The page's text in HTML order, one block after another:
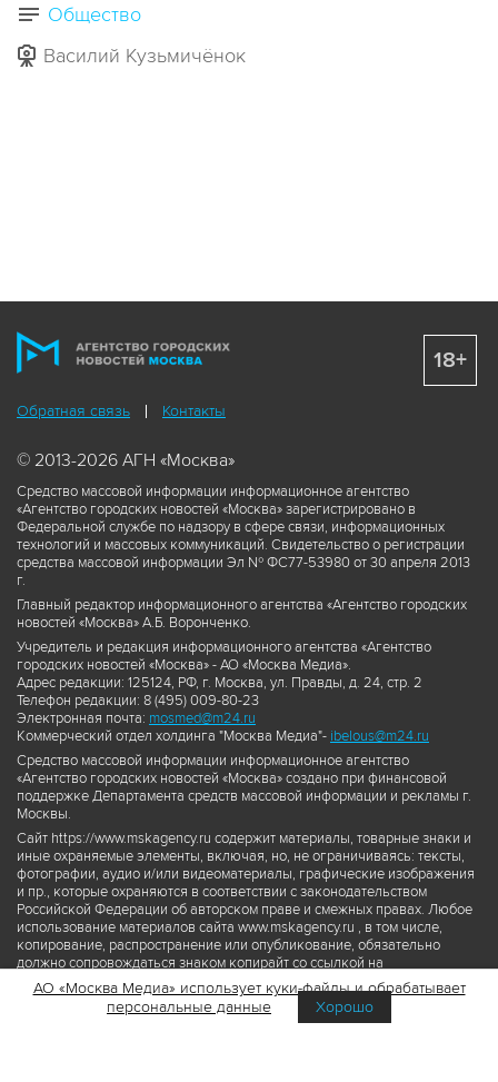
Общество
Василий Кузьмичёнок
Обратная связь Контакты
© 2013-2026 АГН «Москва»
Средство массовой информации информационное агентство
«Агентство городских новостей «Москва» зарегистрировано в
Федеральной службе по надзору в сфере связи, информационных
технологий и массовых коммуникаций. Свидетельство о регистрации
средства массовой информации Эл № ФС77-53980 от 30 апреля 2013
г.
Главный редактор информационного агентства «Агентство городских
новостей «Москва» А.Б. Воронченко.
Учредитель и редакция информационного агентства «Агентство
городских новостей «Москва» - АО «Москва Медиа».
Адрес редакции: 125124, РФ, г. Москва, ул. Правды, д. 24, стр. 2
Телефон редакции: 8 (495) 009-80-23
Электронная почта: mosmed@m24.ru
Коммерческий отдел холдинга "Москва Медиа"- ibelous@m24.ru
Средство массовой информации информационное агентство
«Агентство городских новостей «Москва» создано при финансовой
поддержке Департамента средств массовой информации и рекламы г.
Москвы.
Сайт https://www.mskagency.ru содержит материалы, товарные знаки и
иные охраняемые элементы, включая, но, не ограничиваясь: тексты,
фотографии, аудио и/или видеоматериалы, графические изображения
и пр., которые охраняются в соответствии с законодательством
Российской Федерации об авторском праве и смежных правах. Любое
использование материалов сайта www.mskagency.ru , в том числе,
копирование, распространение или опубликование, обязательно
должно сопровождаться знаком копирайт со ссылкой на
правообладателя © АО «Москва Медиа», а также гиперссылкой на сайт
www.mskagency.ru как на первоисточник информации. Переработка
материалов сайта www.mskagency.ru не допускается.
18+
АО «Москва Медиа» использует куки-файлы и обрабатывает
персональные данные
Хорошо